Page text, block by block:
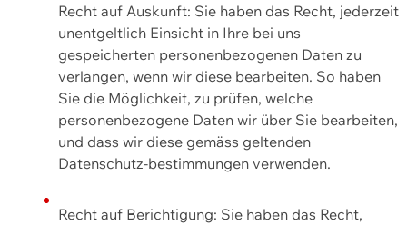
Recht auf Auskunft: Sie haben das Recht, jederzeit
unentgeltlich Einsicht in Ihre bei uns
gespeicherten personenbezogenen Daten zu
verlangen, wenn wir diese bearbeiten. So haben
Sie die Möglichkeit, zu prüfen, welche
personenbezogene Daten wir über Sie bearbeiten,
und dass wir diese gemäss geltenden
Datenschutz-bestimmungen verwenden.
Recht auf Berichtigung: Sie haben das Recht,